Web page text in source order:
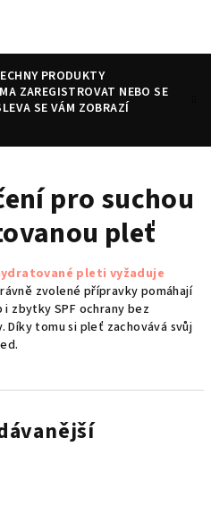
PRODUKTY
ZAREGISTROVAT NEBO SE
SE VÁM ZOBRAZÍ
HledatPřihlášeníNákupní
košík
pro suchou
pleť
pleti vyžaduje
zvolené přípravky pomáhají
zbytky SPF ochrany bez
Díky tomu si pleť zachovává svůj